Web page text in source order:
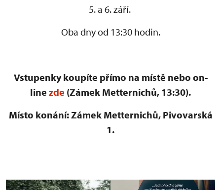
5. a 6. září.
Oba dny od 13:30 hodin.
Vstupenky koupíte přímo na místě nebo on-
line zde (Zámek Metternichů, 13:30).
Místo konání: Zámek Metternichů, Pivovarská
1.